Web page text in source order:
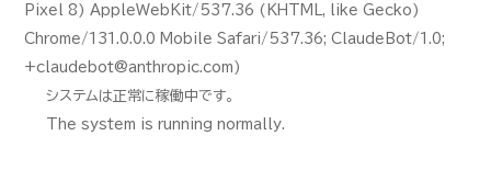
システムは正常に稼働中です。
The system is running normally.
Pixel 8) AppleWebKit/537.36 (KHTML, like Gecko)
Chrome/131.0.0.0 Mobile Safari/537.36; ClaudeBot/1.0;
+claudebot@anthropic.com)